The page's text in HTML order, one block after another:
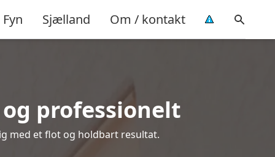
Fyn Sjælland Om / kontakt
professionelt
med et flot og holdbart resultat.